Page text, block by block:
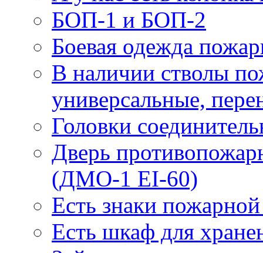
БОП-1 и БОП-2
Боевая одежда
В наличии стволы
универсальные,
Головки
Дверь
(ДМО-1 EI-60)
Есть знаки
Есть шкаф для